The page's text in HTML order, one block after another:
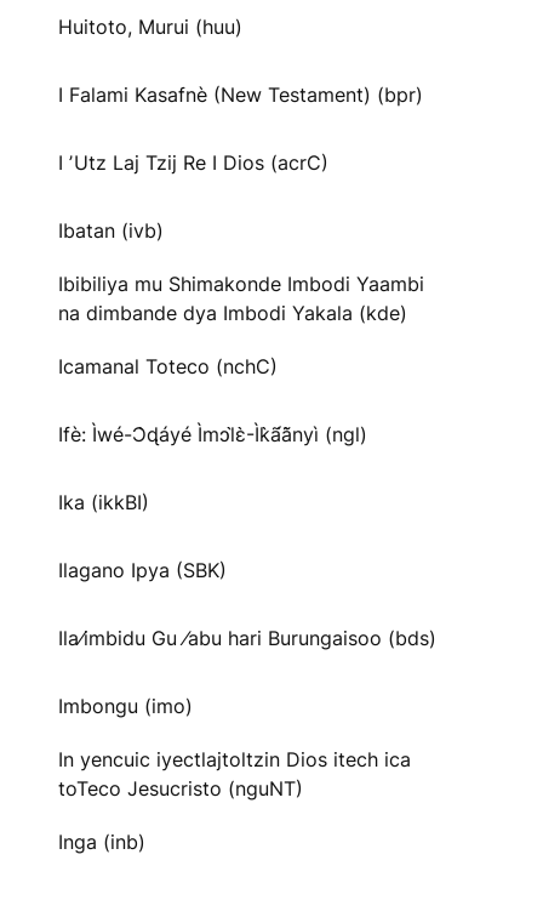
Huitoto, Murui (huu)
I Falami Kasafnè (New Testament) (bpr)
I ʼUtz Laj Tzij Re I Dios (acrC)
Ibatan (ivb)
Ibibiliya mu Shimakonde Imbodi Yaambi
na dimbande dya Imbodi Yakala (kde)
Icamanal Toteco (nchC)
Ifè: Ìwé-Ɔ̀ɖáyé Ìmↄl̀ɛ̀-Ìk̀ã́ã̀nyì (ngl)
Ika (ikkBI)
Ilagano Ipya (SBK)
Ila⁄imbidu Gu ⁄abu hari Burungaisoo (bds)
Imbongu (imo)
In yencuic iyectlajtoltzin Dios itech ica
toTeco Jesucristo (nguNT)
Inga (inb)